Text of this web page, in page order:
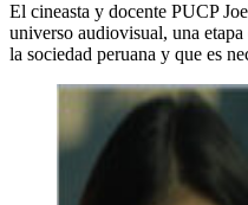
El cineasta y docente PUCP
universo audiovisual, una
la sociedad peruana y que es